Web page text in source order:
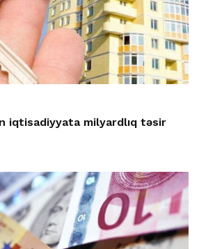
iqtisadiyyata milyardlıq təsir